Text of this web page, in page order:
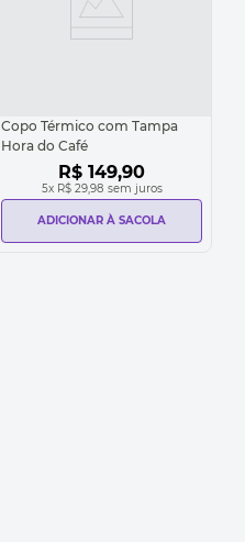
Copo Térmico com Tampa
Hora do Café
R$ 149,90
5x R$ 29,98 sem juros
ADICIONAR À SACOLA